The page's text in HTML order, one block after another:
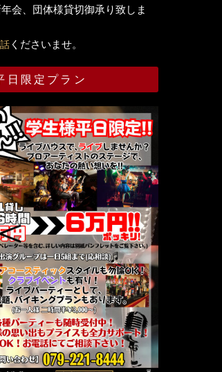
会、団体様貸切御承り致しま
くださいませ。
日限定プラン